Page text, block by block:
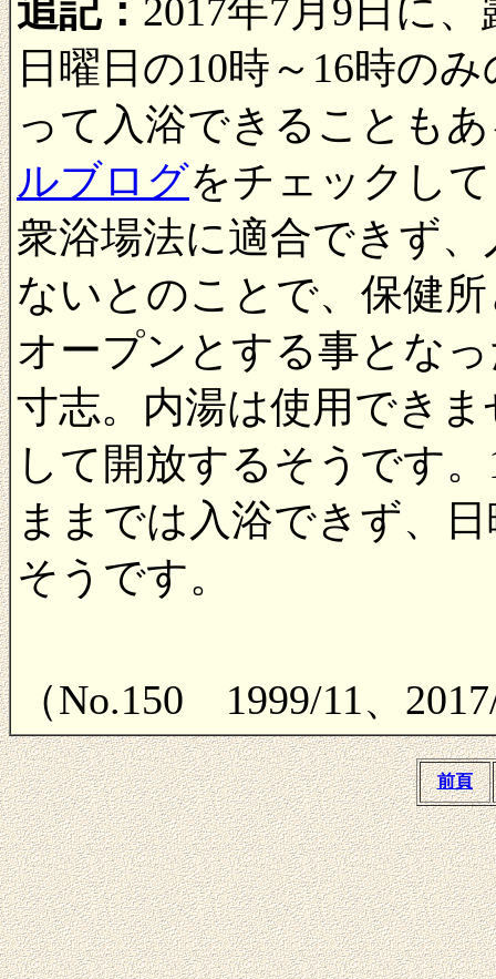
追記： 2017年7月9日に
日曜日の10時～16時の
って入浴できることも
ルブログをチェックし
衆浴場法に適合できず
ないとのことで、保健
オープンとする事とな
寸志。内湯は使用でき
して開放するそうです
ままでは入浴できず、
そうです。
（No.150 1999/11、
前頁